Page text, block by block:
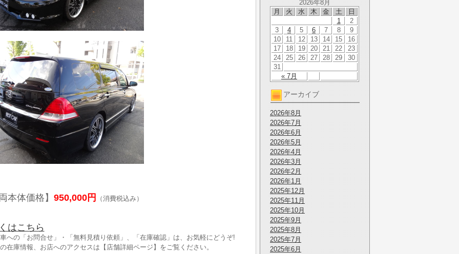
2026年8月
月
火 水 木 金 土 日
« 7月
1
2
3
4 5 6 7 8
9
10
11 12 13 14 15
16
17
18 19 20 21 22
23
24
25 26 27 28 29
30
31
アーカイブ
2026年8月
2026年7月
2026年6月
2026年5月
2026年4月
2026年3月
2026年2月
2026年1月
2025年12月
2025年11月
2025年10月
2025年9月
2025年8月
2025年7月
2025年6月
本体価格】 950,000円 （消費税込み）
はこちら
への「お問合せ」・「無料見積り依頼」、「在庫確認」は、お気軽にどうぞ!
在庫情報、お店へのアクセスは【店舗詳細ページ】をご覧ください。